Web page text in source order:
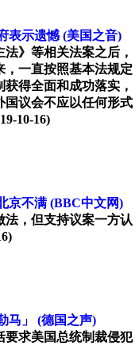
表示遗憾 (美国之音)
》等相关法案之后，
一直按照基本法规定
得全面和成功落实，
国议会不应以任何形式
10-16)
京不满 (BBC中文网)
，但支持议案一方认
马」
(德国之声)
要求美国总统制裁侵犯